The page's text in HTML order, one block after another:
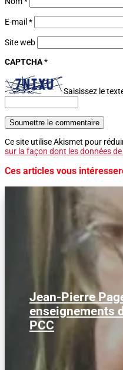
E-mail *
Site web
CAPTCHA*
Saisissez le
Soumettre le commentaire
Ce site utilise Akismet pour
sur la façon dont les données
Ces articles vous
Jean-Pierre
enseignements
PCC
Dans